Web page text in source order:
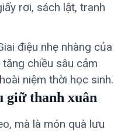
rơi, sách lật, tranh
điệu nhẹ nhàng của
chiều sâu cảm
niệm thời học sinh.
giữ thanh xuân
mà là món quà lưu